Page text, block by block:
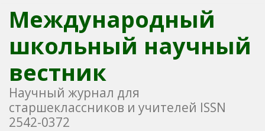
Международный
школьный научный
вестник
Научный журнал для
старшеклассников и учителей ISSN
2542-0372